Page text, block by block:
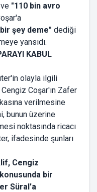
"110 bin avro
şey deme" dediği
yansıdı.
KABUL
olayla ilgili
Coşar'ın Zafer
verilmesine
bunun üzerine
noktasında ricacı
ifadesinde şunları
Cengiz
bir
Süral'a